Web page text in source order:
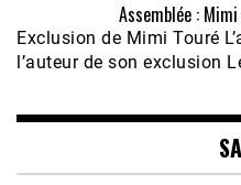
Assemblée :
Exclusion de Mimi Touré
l’auteur de son exclusion